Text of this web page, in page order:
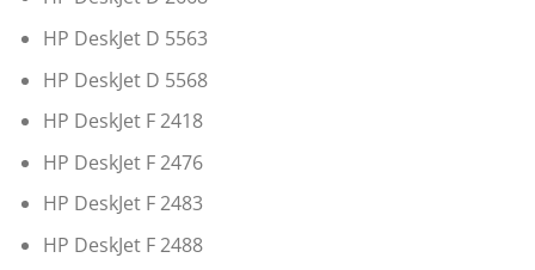
HP DeskJet D 5563
HP DeskJet D 5568
HP DeskJet F 2418
HP DeskJet F 2476
HP DeskJet F 2483
HP DeskJet F 2488